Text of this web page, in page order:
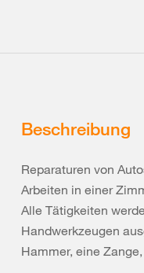
Beschreibung
Reparaturen von
Arbeiten in einer
Alle Tätigkeiten
Handwerkzeugen
Hammer, eine